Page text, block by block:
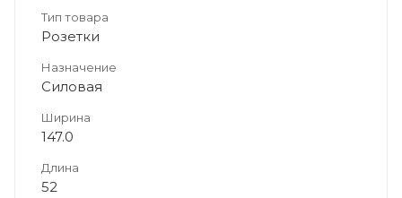
Тип товара
Розетки
Назначение
Силовая
Ширина
147.0
Длина
52